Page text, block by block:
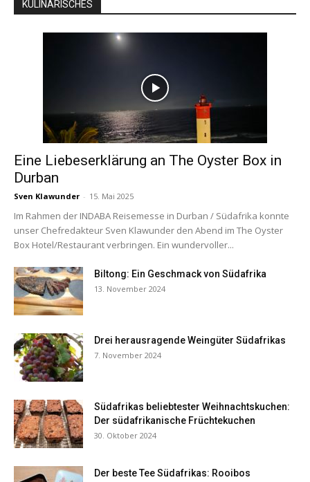
KULINARISCHES
Eine Liebeserklärung an The Oyster Box in
Durban
Sven Klawunder - 15. Mai 2025
Im Rahmen der INDABA Reisemesse in Durban / Südafrika konnte
unser Chefredakteur Sven Klawunder den Abend im The Oyster
Box Hotel/Restaurant verbringen. Ein wundervoller...
Biltong: Ein Geschmack von Südafrika
13. November 2024
Drei herausragende Weingüter Südafrikas
7. November 2024
Südafrikas beliebtester Weihnachtskuchen:
Der südafrikanische Früchtekuchen
30. Oktober 2024
Der beste Tee Südafrikas: Rooibos